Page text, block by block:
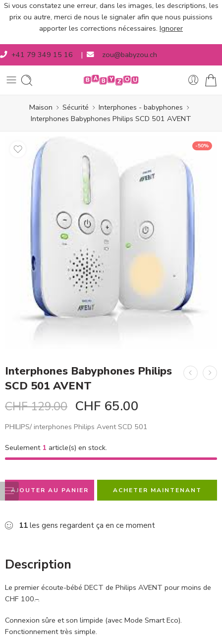
Si vous constatez une erreur, dans les images, les descriptions, les
prix ou autre, merci de nous le signaler afin que nous puissions
apporter les corrections nécessaires. Ignorer
+41 79 349 15 16 | zou@babyzou.ch
Maison Sécurité
Interphones - babyphones
Interphones Babyphones Philips SCD 501 AVENT
-50%
Interphones Babyphones Philips
SCD 501 AVENT
CHF129.00 CHF 65.00
PHILIPS/ interphones Philips Avent SCD 501
Seulement 1 article(s) en stock.
AJOUTER AU PANIER ACHETER MAINTENANT
11 les gens regardent ça en ce moment
Description
Le premier écoute-bébé DECT de Philips AVENT pour moins de
CHF 100.–.
Connexion sûre et son limpide (avec Mode Smart Eco).
Fonctionnement très simple.